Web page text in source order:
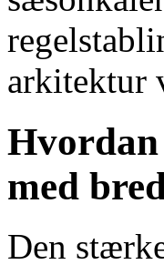
arkitektur
med
Den